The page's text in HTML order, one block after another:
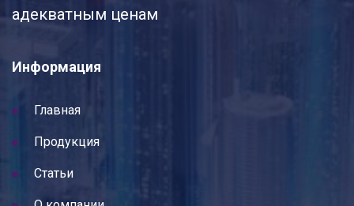
адекватным ценам
Информация
Главная
Продукция
Статьи